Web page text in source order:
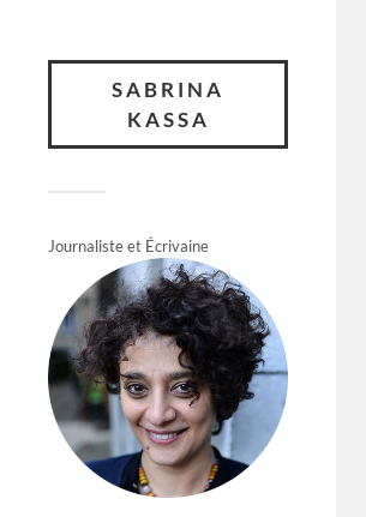
SABRINA
KASSA
Journaliste et Écrivaine